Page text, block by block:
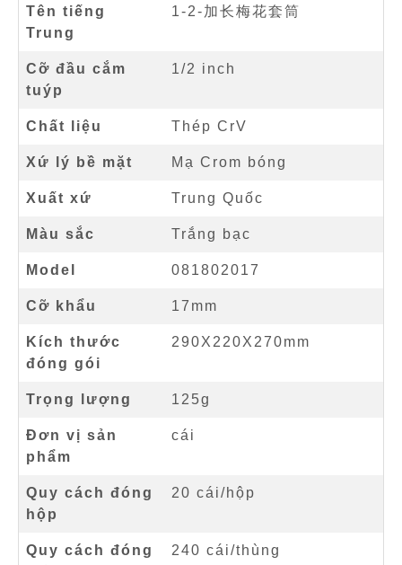
Tên tiếng
Trung
1-2-加长梅花套筒
Cỡ đầu cắm
tuýp
1/2 inch
Chất liệu Thép CrV
Xứ lý bề mặt Mạ Crom bóng
Xuất xứ Trung Quốc
Màu sắc Trắng bạc
Model 081802017
Cỡ khẩu 17mm
Kích thước
đóng gói
290X220X270mm
Trọng lượng 125g
Đơn vị sản
phẩm
cái
Quy cách đóng
hộp
20 cái/hộp
Quy cách đóng
240 cái/thùng